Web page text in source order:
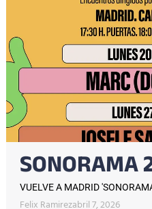
SONORAMA
VUELVE A MADRID